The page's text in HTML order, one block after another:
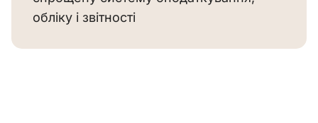
обліку і звітності